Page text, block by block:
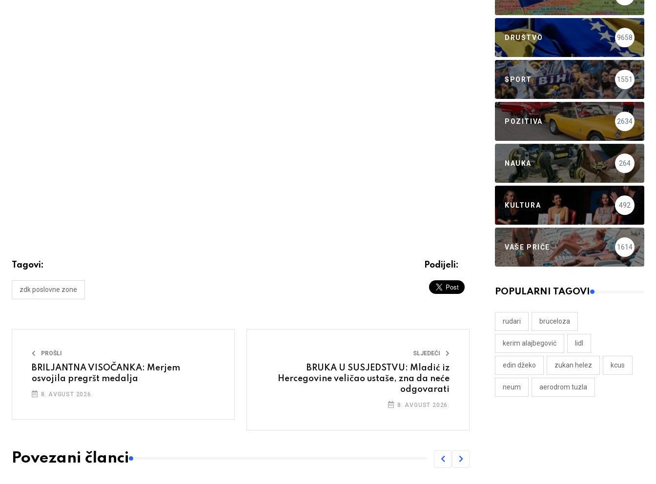
Tagovi:
zdk poslovne zone
Podijeli:
PROŠLI
BRILJANTNA VISOČANKA: Merjem
osvojila pregršt medalja
8. AVGUST 2026.
SLJEDEĆI
BRUKA U SUSJEDSTVU: Mladić iz
Hercegovine veličao ustaše, zna da neće
odgovarati
8. AVGUST 2026.
Povezani članci
DRUŠTVO 9658
SPORT 1551
POZITIVA 2634
NAUKA 264
KULTURA 492
VAŠE PRIČE 1614
POPULARNI TAGOVI
rudari bruceloza
kerim alajbegović lidl
edin džeko zukan helez kcus
neum aerodrom tuzla